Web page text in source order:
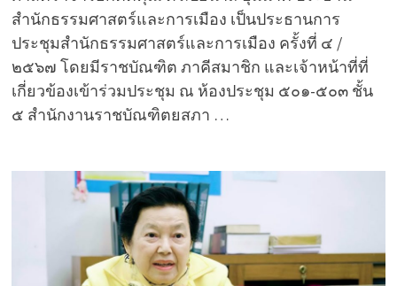
สำนักธรรมศาสตร์และการเมือง เป็นประธานการ
ประชุมสำนักธรรมศาสตร์และการเมือง ครั้งที่ ๔ /
๒๕๖๗ โดยมีราชบัณฑิต ภาคีสมาชิก และเจ้าหน้าที่ที่
เกี่ยวข้องเข้าร่วมประชุม ณ ห้องประชุม ๕๐๑-๕๐๓ ชั้น
๕ สำนักงานราชบัณฑิตยสภา …